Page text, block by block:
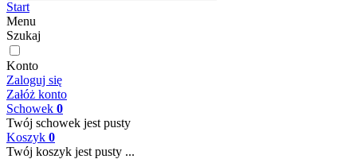
Start
Menu
Szukaj
Konto
Zaloguj się
Załóż konto
Schowek 0
Twój schowek jest pusty
Koszyk 0
Twój koszyk jest pusty ...